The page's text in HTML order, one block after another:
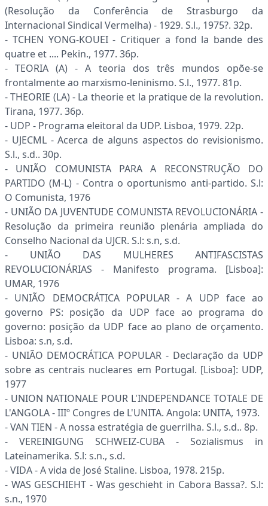
(Resolução da Conferência de Strasburgo da
Internacional Sindical Vermelha) - 1929. S.l., 1975?. 32p.
- TCHEN YONG-KOUEI - Critiquer a fond la bande des
quatre et .... Pekin., 1977. 36p.
- TEORIA (A) - A teoria dos três mundos opõe-se
frontalmente ao marxismo-leninismo. S.l., 1977. 81p.
- THEORIE (LA) - La theorie et la pratique de la revolution.
Tirana, 1977. 36p.
- UDP - Programa eleitoral da UDP. Lisboa, 1979. 22p.
- UJECML - Acerca de alguns aspectos do revisionismo.
S.l., s.d.. 30p.
- UNIÃO COMUNISTA PARA A RECONSTRUÇÃO DO
PARTIDO (M-L) - Contra o oportunismo anti-partido. S.l:
O Comunista, 1976
- UNIÃO DA JUVENTUDE COMUNISTA REVOLUCIONÁRIA -
Resolução da primeira reunião plenária ampliada do
Conselho Nacional da UJCR. S.l: s.n, s.d.
- UNIÃO DAS MULHERES ANTIFASCISTAS
REVOLUCIONÁRIAS - Manifesto programa. [Lisboa]:
UMAR, 1976
- UNIÃO DEMOCRÁTICA POPULAR - A UDP face ao
governo PS: posição da UDP face ao programa do
governo: posição da UDP face ao plano de orçamento.
Lisboa: s.n, s.d.
- UNIÃO DEMOCRÁTICA POPULAR - Declaração da UDP
sobre as centrais nucleares em Portugal. [Lisboa]: UDP,
1977
- UNION NATIONALE POUR L'INDEPENDANCE TOTALE DE
L'ANGOLA - IIIº Congres de L'UNITA. Angola: UNITA, 1973.
- VAN TIEN - A nossa estratégia de guerrilha. S.l., s.d.. 8p.
- VEREINIGUNG SCHWEIZ-CUBA - Sozialismus in
Lateinamerika. S.l: s.n., s.d.
- VIDA - A vida de José Staline. Lisboa, 1978. 215p.
- WAS GESCHIEHT - Was geschieht in Cabora Bassa?. S.l:
s.n., 1970